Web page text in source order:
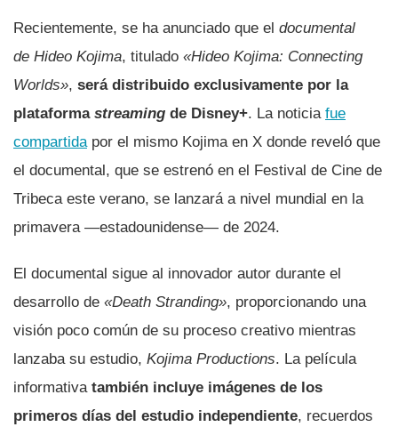
Recientemente, se ha anunciado que el documental
de Hideo Kojima, titulado «Hideo Kojima: Connecting
Worlds», será distribuido exclusivamente por la
plataforma streaming de Disney+. La noticia fue
compartida por el mismo Kojima en X donde reveló que
el documental, que se estrenó en el Festival de Cine de
Tribeca este verano, se lanzará a nivel mundial en la
primavera —estadounidense— de 2024.
El documental sigue al innovador autor durante el
desarrollo de «Death Stranding», proporcionando una
visión poco común de su proceso creativo mientras
lanzaba su estudio, Kojima Productions. La película
informativa también incluye imágenes de los
primeros días del estudio independiente, recuerdos